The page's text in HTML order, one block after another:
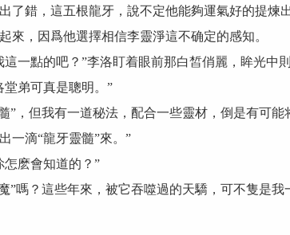
錯，這五根龍牙，說不定他能夠運氣好的提煉出
，因爲他選擇相信李靈淨這不确定的感知。
點的吧？”李洛盯着眼前那白皙俏麗，眸光中
弟可真是聰明。”
但我有一道秘法，配合一些靈材，倒是有可能
一滴“龍牙靈髓”來。”
麽會知道的？”
？這些年來，被它吞噬過的天驕，可不隻是我